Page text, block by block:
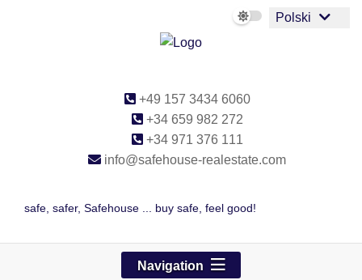
Polski
+49 157 3434 6060
+34 659 982 272
+34 971 376 111
info@safehouse-realestate.com
safe, safer, Safehouse ... buy safe, feel good!
Navigation